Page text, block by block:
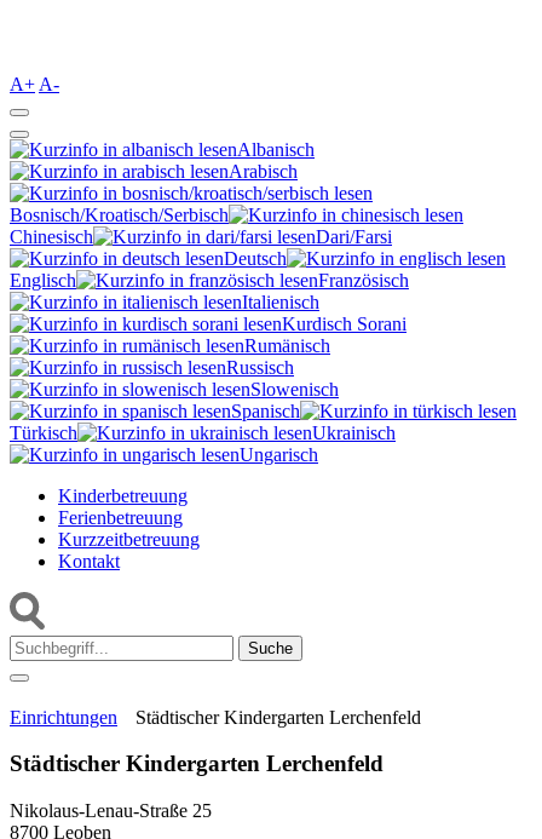
A+ A-
Albanisch
Arabisch
Bosnisch/Kroatisch/Serbisch
Chinesisch
Dari/Farsi
Deutsch
Englisch
Französisch
Italienisch
Kurdisch Sorani‎
Rumänisch
Russisch
Slowenisch
Spanisch
Türkisch
Ukrainisch
Ungarisch
Kinderbetreuung
Ferienbetreuung
Kurzzeitbetreuung
Kontakt
Suche:
Einrichtungen Städtischer Kindergarten Lerchenfeld
Städtischer Kindergarten Lerchenfeld
Nikolaus-Lenau-Straße 25
8700 Leoben